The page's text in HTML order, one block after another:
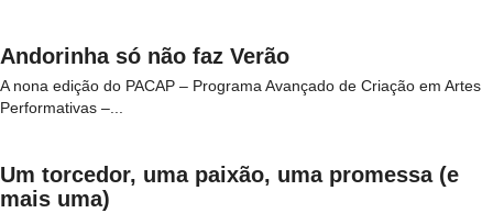
Andorinha só não faz Verão
A nona edição do PACAP – Programa Avançado de Criação em Artes
Performativas –...
Um torcedor, uma paixão, uma promessa (e
mais uma)